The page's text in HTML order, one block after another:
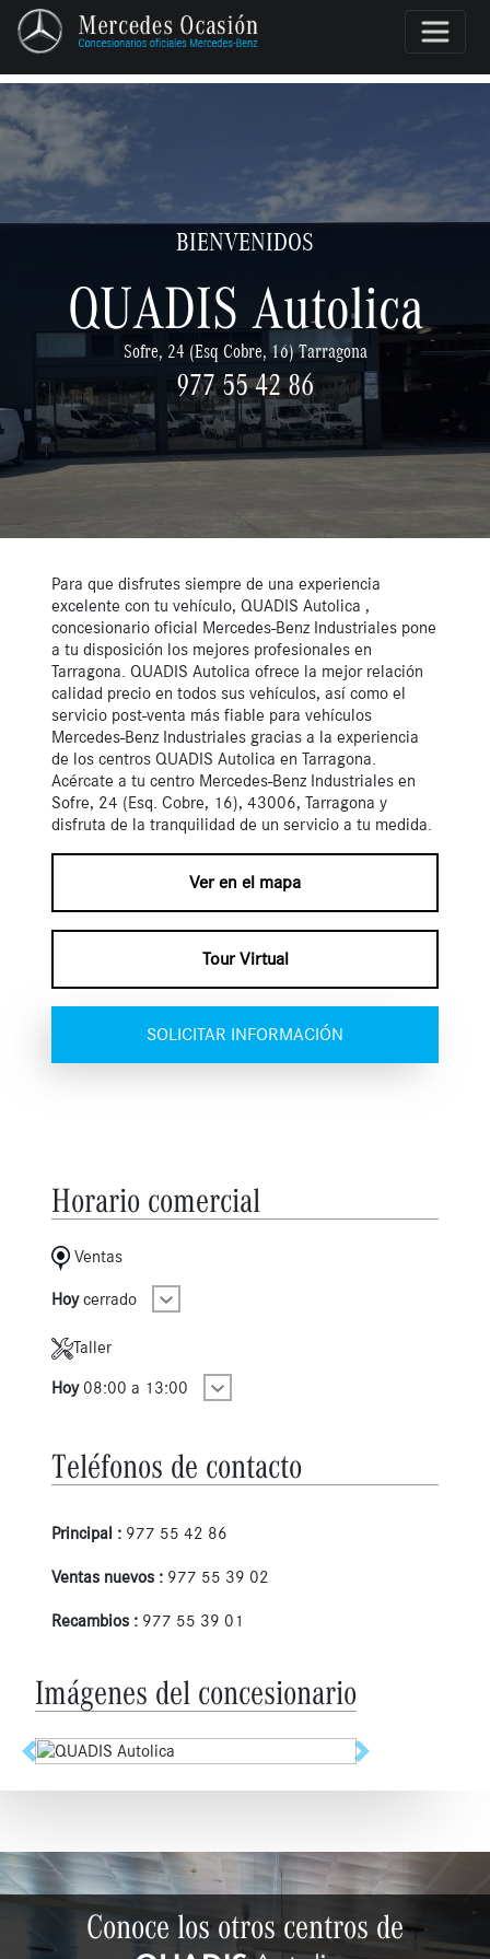
BIENVENIDOS
QUADIS Autolica
Sofre, 24 (Esq Cobre, 16) Tarragona
977 55 42 86
Para que disfrutes siempre de una experiencia
excelente con tu vehículo, QUADIS Autolica ,
concesionario oficial Mercedes-Benz Industriales pone
a tu disposición los mejores profesionales en
Tarragona. QUADIS Autolica ofrece la mejor relación
calidad precio en todos sus vehículos, así como el
servicio post-venta más fiable para vehículos
Mercedes-Benz Industriales gracias a la experiencia
de los centros QUADIS Autolica en Tarragona.
Acércate a tu centro Mercedes-Benz Industriales en
Sofre, 24 (Esq. Cobre, 16), 43006, Tarragona y
disfruta de la tranquilidad de un servicio a tu medida.
Ver en el mapa
Tour Virtual
SOLICITAR INFORMACIÓN
Horario comercial
Ventas
Hoy cerrado
Taller
Hoy 08:00 a 13:00
Teléfonos de contacto
Principal : 977 55 42 86
Ventas nuevos : 977 55 39 02
Recambios : 977 55 39 01
Imágenes del concesionario
Anterior Siguiente
Conoce los otros centros de